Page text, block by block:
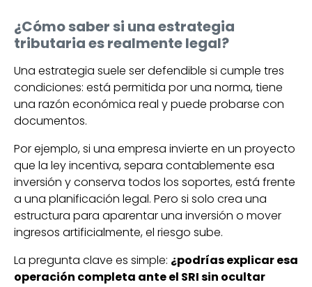
¿Cómo saber si una estrategia
tributaria es realmente legal?
Una estrategia suele ser defendible si cumple tres
condiciones: está permitida por una norma, tiene
una razón económica real y puede probarse con
documentos.
Por ejemplo, si una empresa invierte en un proyecto
que la ley incentiva, separa contablemente esa
inversión y conserva todos los soportes, está frente
a una planificación legal. Pero si solo crea una
estructura para aparentar una inversión o mover
ingresos artificialmente, el riesgo sube.
La pregunta clave es simple: ¿podrías explicar esa
operación completa ante el SRI sin ocultar